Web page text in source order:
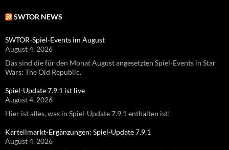
SWTOR NEWS
SWTOR-Spiel-Events im August
August 4, 2026
Das sind die für den Monat August angesetzten Spiel-Events in Star
Wars: The Old Republic.
Spiel-Update 7.9.1 ist live
August 4, 2026
Hier ist alles, was in Spiel-Update 7.9.1 enthalten ist!
Kartellmarkt-Ergänzungen: Spiel-Update 7.9.1
August 4, 2026